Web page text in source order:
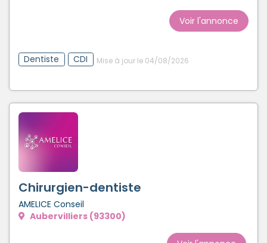
Voir l'annonce
Dentiste CDI Mise à jour le 04/08/2026
Chirurgien-dentiste
AMELICE Conseil
Aubervilliers (93300)